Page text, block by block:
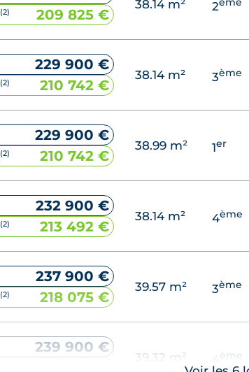
(2) 209 825 €
38.14 m² 2
229 900 €
(2) 210 742 €
38.14 m² 3ème
229 900 €
(2) 210 742 €
38.99 m² 1er
232 900 €
(2) 213 492 €
38.14 m² 4ème
237 900 €
(2) 218 075 €
39.57 m² 3ème
239 900 €
39.32 m² 4 ème